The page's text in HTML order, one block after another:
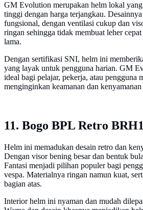
GM Evolution merupakan helm lokal
tinggi dengan harga terjangkau. Desainnya
fungsional, dengan ventilasi cukup dan
ringan sehingga tidak membuat leher
lama.
Dengan sertifikasi SNI, helm ini
yang layak untuk pengguna harian. GM
ideal bagi pelajar, pekerja, atau pengguna
menginginkan keamanan dan
11. Bogo BPL Retro
Helm ini memadukan desain retro dan
Dengan visor bening besar dan bentuk
Fantasi menjadi pilihan populer bagi
vespa. Materialnya ringan namun kuat,
bagian atas.
Interior helm ini nyaman dan mudah